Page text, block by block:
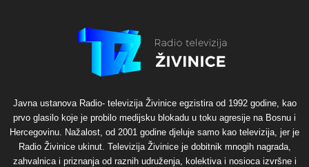
Javna ustanova Radio- televizija Živinice egzistira od 1992 godine, kao
prvo glasilo koje je probilo medijsku blokadu u toku agresije na Bosnu i
Hercegovinu. Nažalost, od 2001 godine djeluje samo kao televizija, jer je
Radio Živinice ukinut. Televizija Živinice je dobitnik mnogih nagrada,
zahvalnica i priznanja od raznih udruženja, kolektiva i nosioca izvršne i